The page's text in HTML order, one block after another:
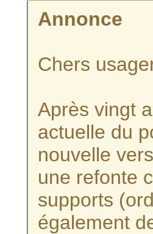
Annonce
Chers
Après vingt
actuelle du
nouvelle
une refonte
supports
également